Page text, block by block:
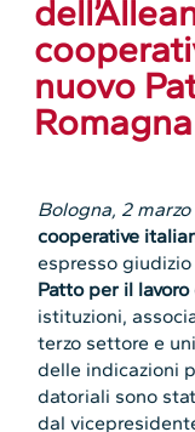
nuovo
Romagna
Bologna, 2
cooperative
espresso
Patto per il
istituzioni,
terzo settore e
delle indicazioni
datoriali sono
dal